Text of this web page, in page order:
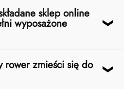
zajmuje to
i nie wymaga używania
sklep online
wyposażone
dostępnych jest z
oświetleniem i
rower zmieści się do